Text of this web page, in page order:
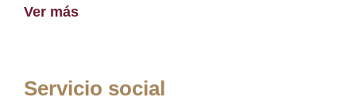
Ver más
Servicio social